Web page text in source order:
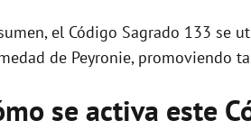
el Código Sagrado 133 se
de Peyronie, promoviendo
se activa este